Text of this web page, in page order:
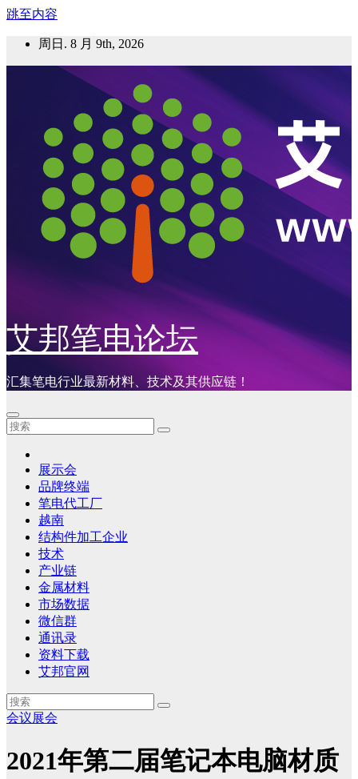
跳至内容
周日. 8 月 9th, 2026
艾邦笔电论坛
汇集笔电行业最新材料、技术及其供应链！
展示会
品牌终端
笔电代工厂
越南
结构件加工企业
技术
产业链
金属材料
市场数据
微信群
通讯录
资料下载
艾邦官网
会议展会
2021年第二届笔记本电脑材质